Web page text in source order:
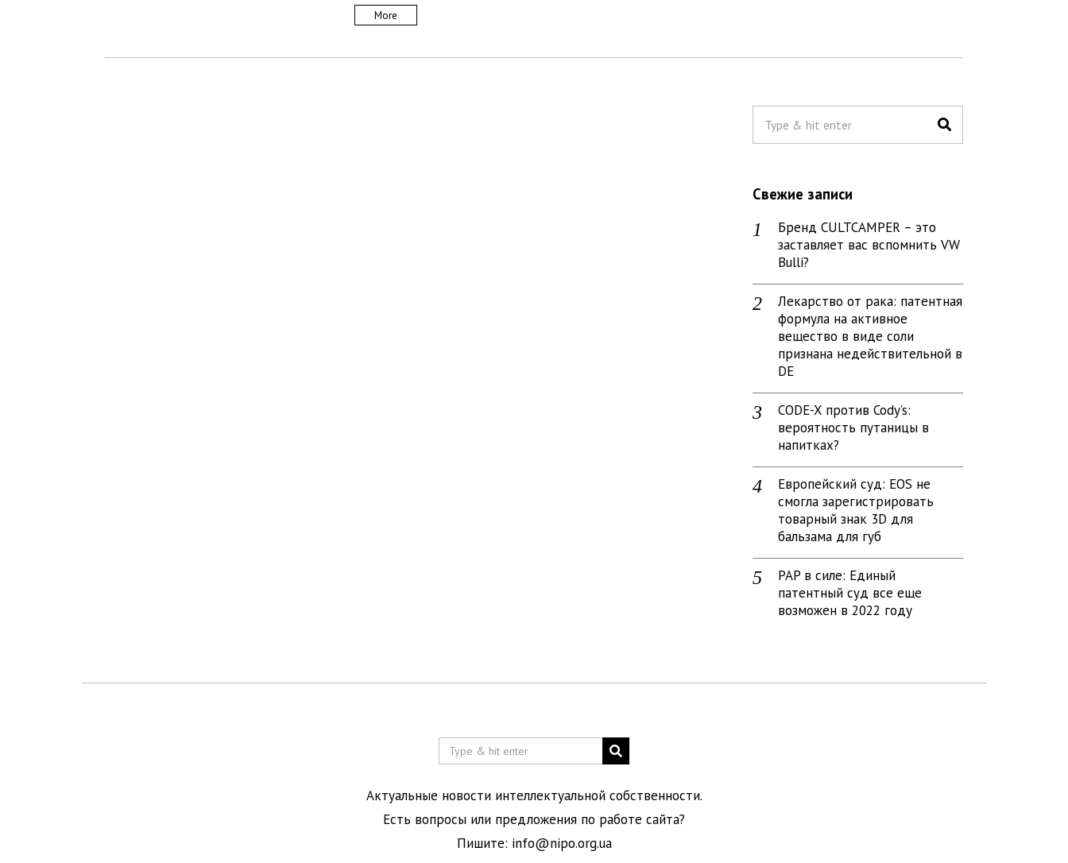
More
Свежие записи
Бренд CULTCAMPER – это
заставляет вас вспомнить VW
Bulli?
Лекарство от рака: патентная
формула на активное
вещество в виде соли
признана недействительной в
DE
CODE-X против Cody’s:
вероятность путаницы в
напитках?
Европейский суд: EOS не
смогла зарегистрировать
товарный знак 3D для
бальзама для губ
PAP в силе: Единый
патентный суд все еще
возможен в 2022 году
Актуальные новости интеллектуальной собственности.
Есть вопросы или предложения по работе сайта?
Пишите: info@nipo.org.ua